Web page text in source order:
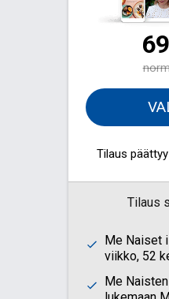
Tilaus
Tilaus
Me Naiset
viikko, 52
Me